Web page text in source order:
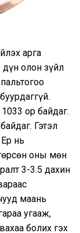
арга
олон зүйл
ор байдаг.
Гэтэл
нь
оны мөн
3-3.5 дахин
маань
угааж,
болих гэх